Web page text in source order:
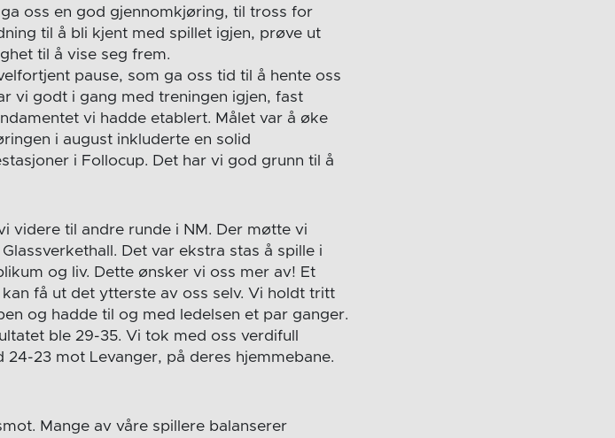
oss en god gjennomkjøring, til tross for
til å bli kjent med spillet igjen, prøve ut
til å vise seg frem.
pause, som ga oss tid til å hente oss
vi godt i gang med treningen igjen, fast
vi hadde etablert. Målet var å øke
i august inkluderte en solid
i Follocup. Det har vi god grunn til å
videre til andre runde i NM. Der møtte vi
Det var ekstra stas å spille i
og liv. Dette ønsker vi oss mer av! Et
få ut det ytterste av oss selv. Vi holdt tritt
og hadde til og med ledelsen et par ganger.
ble 29-35. Vi tok med oss verdifull
23 mot Levanger, på deres hjemmebane.
Mange av våre spillere balanserer